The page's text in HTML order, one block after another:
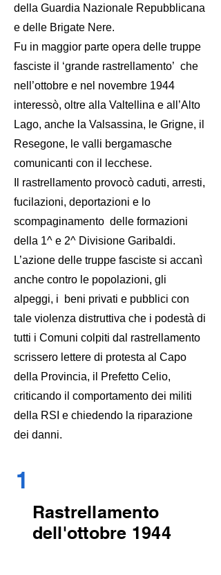
della Guardia Nazionale Repubblicana
e delle Brigate Nere.
Fu in maggior parte opera delle truppe
fasciste il ‘grande rastrellamento’ che
nell’ottobre e nel novembre 1944
interessò, oltre alla Valtellina e all’Alto
Lago, anche la Valsassina, le Grigne, il
Resegone, le valli bergamasche
comunicanti con il lecchese.
Il rastrellamento provocò caduti, arresti,
fucilazioni, deportazioni e lo
scompaginamento delle formazioni
della 1^ e 2^ Divisione Garibaldi.
L’azione delle truppe fasciste si accanì
anche contro le popolazioni, gli
alpeggi, i beni privati e pubblici con
tale violenza distruttiva che i podestà di
tutti i Comuni colpiti dal rastrellamento
scrissero lettere di protesta al Capo
della Provincia, il Prefetto Celio,
criticando il comportamento dei militi
della RSI e chiedendo la riparazione
dei danni.
1
Rastrellamento
dell'ottobre 1944